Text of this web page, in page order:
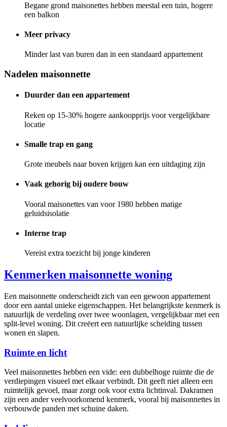
Begane grond maisonettes hebben meestal een tuin, hogere
een balkon
Meer privacy
Minder last van buren dan in een standaard appartement
Nadelen maisonnette
Duurder dan een appartement
Reken op 15-30% hogere aankoopprijs voor vergelijkbare
locatie
Smalle trap en gang
Grote meubels naar boven krijgen kan een uitdaging zijn
Vaak gehorig bij oudere bouw
Vooral maisonettes van voor 1980 hebben matige
geluidsisolatie
Interne trap
Vereist extra toezicht bij jonge kinderen
Kenmerken maisonnette woning
Een maisonnette onderscheidt zich van een gewoon appartement
door een aantal unieke eigenschappen. Het belangrijkste kenmerk is
natuurlijk de verdeling over twee woonlagen, vergelijkbaar met een
split-level woning. Dit creëert een natuurlijke scheiding tussen
wonen en slapen.
Ruimte en licht
Veel maisonnettes hebben een vide: een dubbelhoge ruimte die de
verdiepingen visueel met elkaar verbindt. Dit geeft niet alleen een
ruimtelijk gevoel, maar zorgt ook voor extra lichtinval. Dakramen
zijn een ander veelvoorkomend kenmerk, vooral bij maisonnettes in
verbouwde panden met schuine daken.